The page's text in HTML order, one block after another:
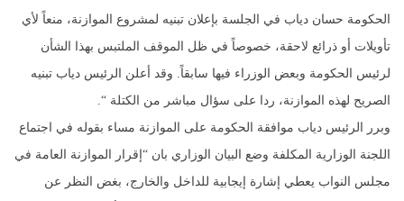
الحكومة حسان دياب في الجلسة بإعلان تبنيه لمشروع الموازنة، منعاً لأي
تأويلات أو ذرائع لاحقة، خصوصاً في ظل الموقف الملتبس بهذا الشأن
لرئيس الحكومة وبعض الوزراء فيها سابقاً. وقد أعلن الرئيس دياب تبنيه
الصريح لهذه الموازنة، ردا على سؤال مباشر من الكتلة “.
وبرر الرئيس دياب موافقة الحكومة على الموازنة مساء بقوله في اجتماع
اللجنة الوزارية المكلفة وضع البيان الوزاري بان “إقرار الموازنة العامة في
مجلس النواب يعطي إشارة إيجابية للداخل والخارج، بغض النظر عن